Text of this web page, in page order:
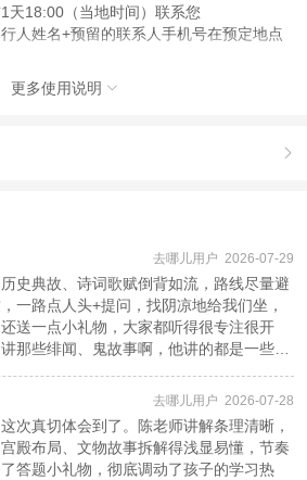
天18:00（当地时间）联系您
人姓名+预留的联系人手机号在预定地点
社有限公司代理招徕，委托社为北京旅力国际旅
和操作由委托社及其有资质的地接社提供
更多使用说明 

）前，请务必仔细阅读
游文明公约，使您的旅程顺利圆满完成，
手册》 ，请您认真阅读并切实遵守。
去哪儿用户 2026-07-29
史典故、诗词歌赋倒背如流，路线尽量避
一路点人头+提问，找阴凉地给我们坐，
送一点小礼物，大家都听得很专注很开
那些绯闻、鬼故事啊，他讲的都是一些真
去哪儿用户 2026-07-28
次真切体会到了。陈老师讲解条理清晰，
殿布局、文物故事拆解得浅显易懂，节奏
答题小礼物，彻底调动了孩子的学习热